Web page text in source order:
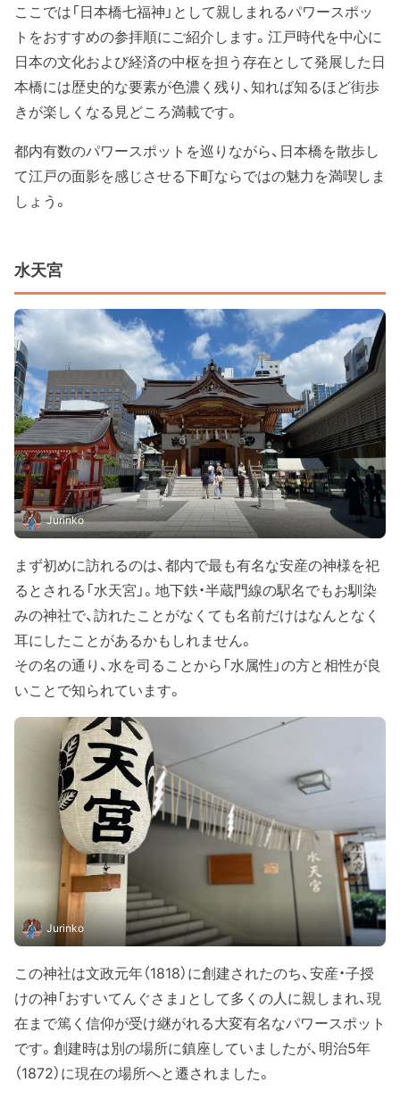
ここでは「日本橋七福神」として親しまれるパワースポッ
トをおすすめの参拝順にご紹介します。江戸時代を中心に
日本の文化および経済の中枢を担う存在として発展した日
本橋には歴史的な要素が色濃く残り、知れば知るほど街歩
きが楽しくなる見どころ満載です。
都内有数のパワースポットを巡りながら、日本橋を散歩し
て江戸の面影を感じさせる下町ならではの魅力を満喫しま
しょう。
水天宮
Jurinko
まず初めに訪れるのは、都内で最も有名な安産の神様を祀
るとされる「水天宮」。地下鉄・半蔵門線の駅名でもお馴染
みの神社で、訪れたことがなくても名前だけはなんとなく
耳にしたことがあるかもしれません。
その名の通り、水を司ることから「水属性」の方と相性が良
いことで知られています。
Jurinko
この神社は文政元年（1818）に創建されたのち、安産・子授
けの神「おすいてんぐさま」として多くの人に親しまれ、現
在まで篤く信仰が受け継がれる大変有名なパワースポット
です。創建時は別の場所に鎮座していましたが、明治5年
（1872）に現在の場所へと遷されました。